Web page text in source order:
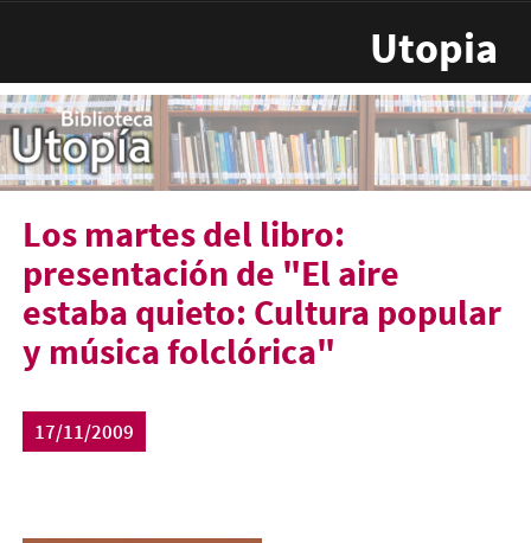
Utopia
Los martes del libro:
presentación de "El aire
estaba quieto: Cultura popular
y música folclórica"
17/11/2009